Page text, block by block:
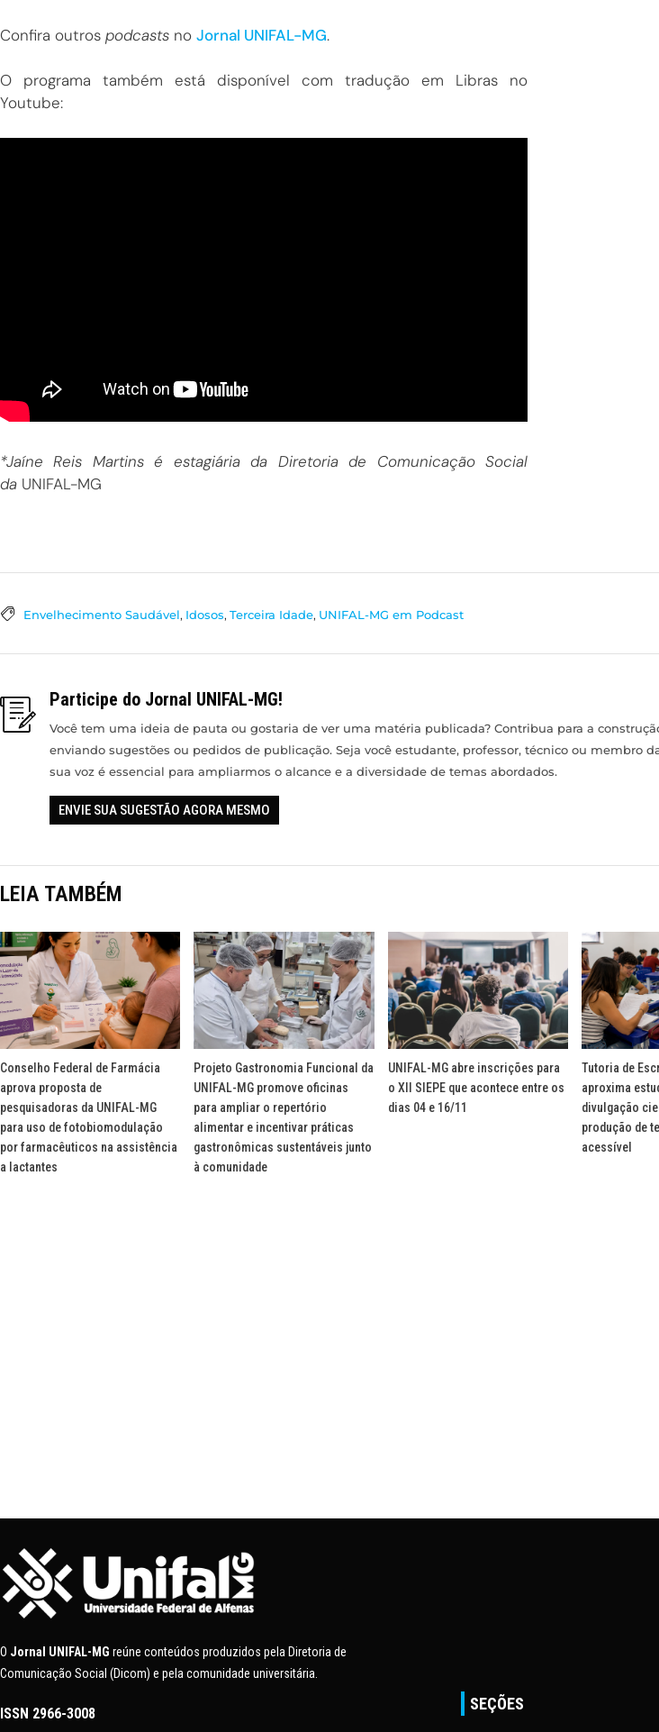
Confira outros podcasts no Jornal UNIFAL-MG.
O programa também está disponível com tradução em Libras no
Youtube:
*Jaíne Reis Martins é estagiária da Diretoria de Comunicação Social
da UNIFAL-MG
Envelhecimento Saudável, Idosos, Terceira Idade, UNIFAL-MG em Podcast
Participe do Jornal UNIFAL-MG!
Você tem uma ideia de pauta ou gostaria de ver uma matéria publicada? Contribua para a
enviando sugestões ou pedidos de publicação. Seja você estudante, professor, técnico ou membro
sua voz é essencial para ampliarmos o alcance e a diversidade de temas abordados.
ENVIE SUA SUGESTÃO AGORA MESMO
LEIA TAMBÉM
Conselho Federal de Farmácia
aprova proposta de
pesquisadoras da UNIFAL-MG
para uso de fotobiomodulação
por farmacêuticos na assistência
a lactantes
Projeto Gastronomia Funcional da
UNIFAL-MG promove oficinas
para ampliar o repertório
alimentar e incentivar práticas
gastronômicas sustentáveis junto
à comunidade
UNIFAL-MG abre inscrições para
o XII SIEPE que acontece entre os
dias 04 e 16/11
Tutoria de
aproxima
divulgação
produção de
acessível
O Jornal UNIFAL-MG reúne conteúdos produzidos pela Diretoria de
Comunicação Social (Dicom) e pela comunidade universitária.
ISSN 2966-3008
SEÇÕES